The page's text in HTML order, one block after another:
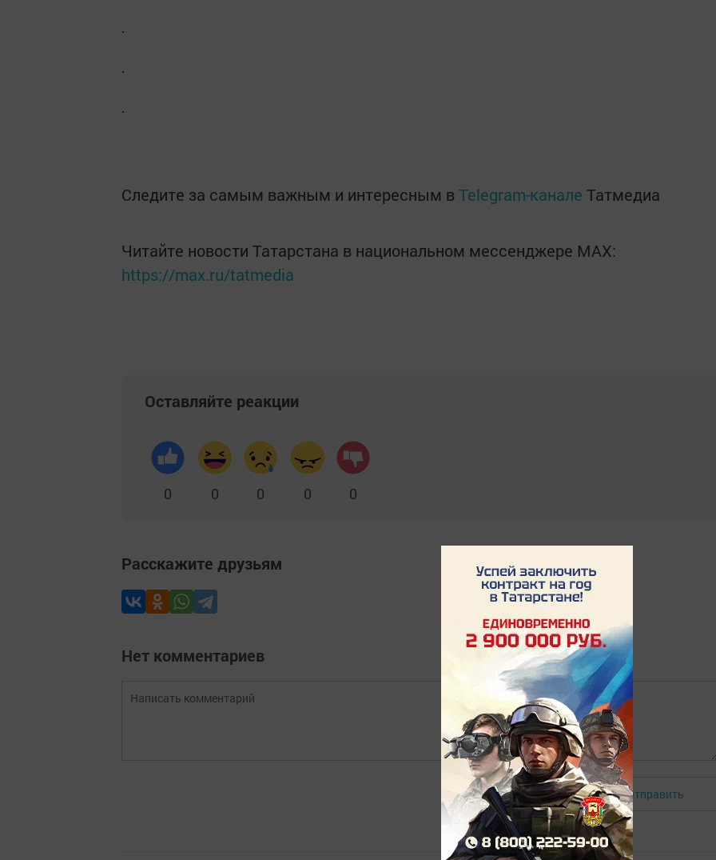
Следите за самым важным и интересным в Telegram-канале Татмедиа
Читайте новости Татарстана в национальном мессенджере MАХ:
https://max.ru/tatmedia
Оставляйте реакции
0 0 0 0 0
Расскажите друзьям
Нет комментариев
Авторизоваться Отправить